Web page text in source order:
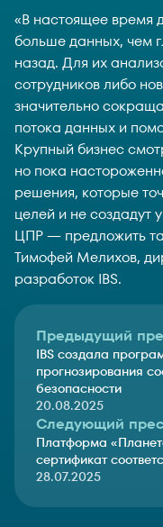
«В настоящее время
больше данных, чем
назад. Для их
сотрудников либо
значительно
потока данных и
Крупный бизнес
но пока
решения, которые
целей и не создадут
ЦПР — предложить
Тимофей Мелихов,
разработок IBS.
Предыдущий
IBS создала
прогнозирования
безопасности
20.08.2025
Следующий
Платформа
сертификат
28.07.2025